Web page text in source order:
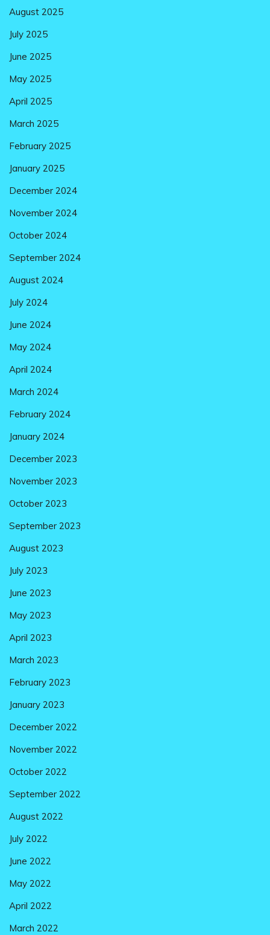
August 2025
July 2025
June 2025
May 2025
April 2025
March 2025
February 2025
January 2025
December 2024
November 2024
October 2024
September 2024
August 2024
July 2024
June 2024
May 2024
April 2024
March 2024
February 2024
January 2024
December 2023
November 2023
October 2023
September 2023
August 2023
July 2023
June 2023
May 2023
April 2023
March 2023
February 2023
January 2023
December 2022
November 2022
October 2022
September 2022
August 2022
July 2022
June 2022
May 2022
April 2022
March 2022